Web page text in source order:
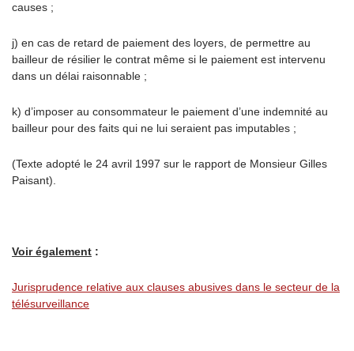
causes ;
j) en cas de retard de paiement des loyers, de permettre au
bailleur de résilier le contrat même si le paiement est intervenu
dans un délai raisonnable ;
k) d’imposer au consommateur le paiement d’une indemnité au
bailleur pour des faits qui ne lui seraient pas imputables ;
(Texte adopté le 24 avril 1997 sur le rapport de Monsieur Gilles
Paisant).
Voir également :
Jurisprudence relative aux clauses abusives dans le secteur de la
télésurveillance